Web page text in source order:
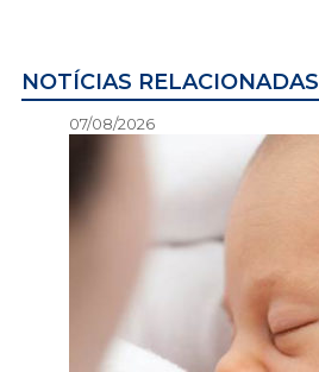
NOTÍCIAS RELACIONADAS
07/08/2026